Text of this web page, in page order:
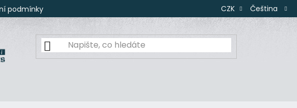
podmínky CZK Čeština